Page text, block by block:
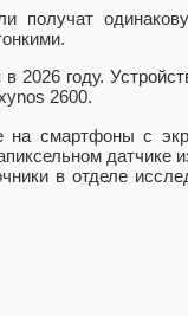
получат
2026 году.
2600.
на смартфоны с
датчике
в отделе